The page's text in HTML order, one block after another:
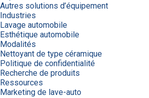
Autres solutions d’équipement
Industries
Lavage automobile
Esthétique automobile
Modalités
Nettoyant de type céramique
Politique de confidentialité
Recherche de produits
Ressources
Marketing de lave-auto